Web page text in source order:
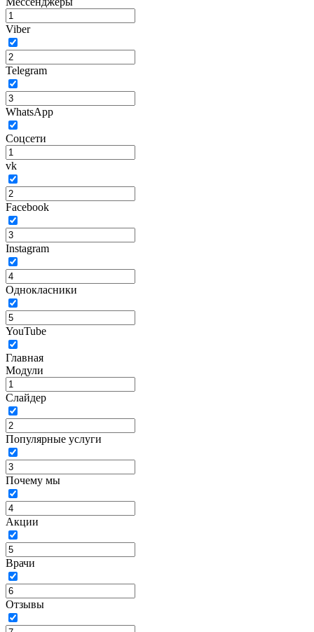
Viber
Telegram
WhatsApp
Соцсети
vk
Facebook
Instagram
Однокласники
YouTube
Главная
Модули
Слайдер
Популярные услуги
Почему мы
Акции
Врачи
Отзывы